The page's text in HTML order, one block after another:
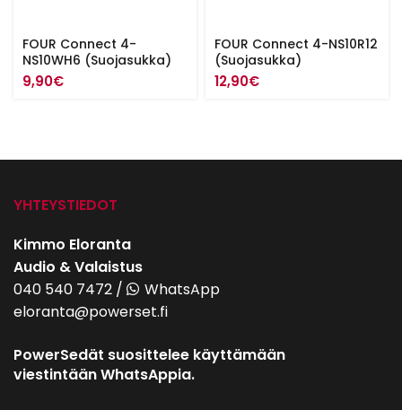
FOUR Connect 4-
NS10WH6 (Suojasukka)
9,90€
FOUR Connect 4-NS10R12
(Suojasukka)
12,90€
YHTEYSTIEDOT
Kimmo Eloranta
Audio & Valaistus
040 540 7472 /
WhatsApp
eloranta@powerset.fi
PowerSedät suosittelee käyttämään
viestintään WhatsAppia.